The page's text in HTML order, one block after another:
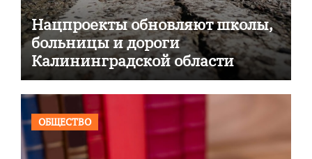
Нацпроекты обновляют школы,
больницы и дороги
Калининградской области
ОБЩЕСТВО